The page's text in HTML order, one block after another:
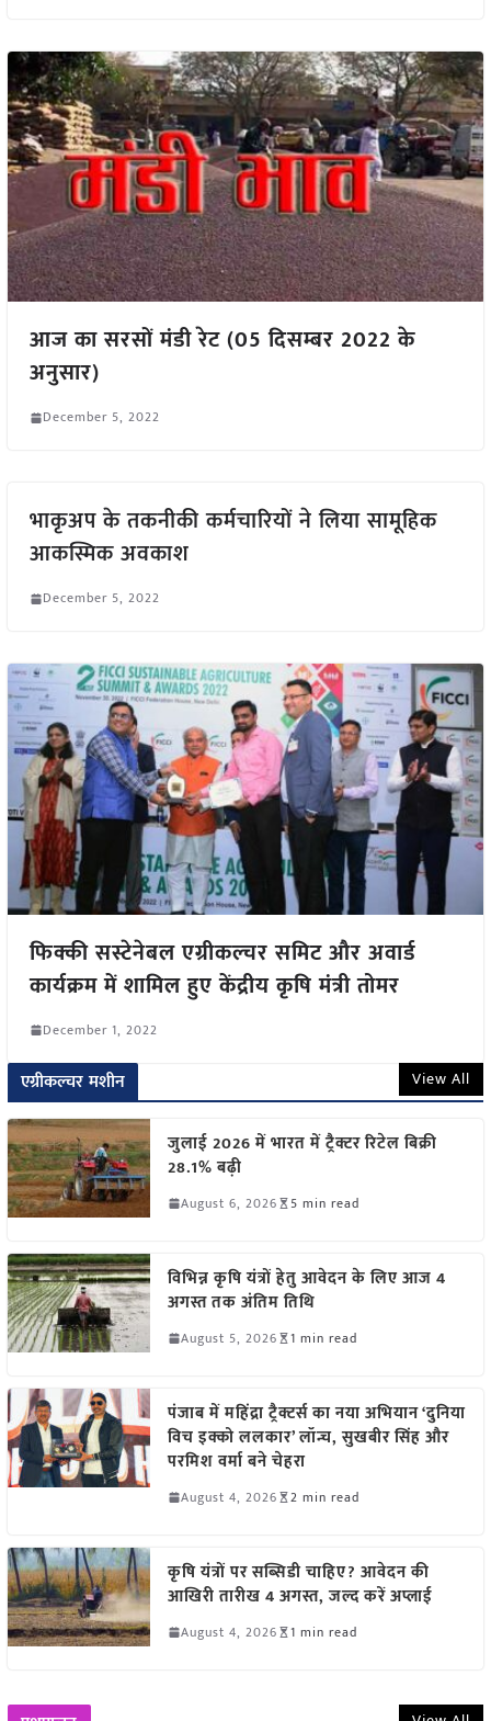
आज का सरसों मंडी रेट (05 दिसम्बर 2022 के
अनुसार)
December 5, 2022
भाकृअप के तकनीकी कर्मचारियों ने लिया सामूहिक
आकस्मिक अवकाश
December 5, 2022
फिक्की सस्टेनेबल एग्रीकल्चर समिट और अवार्ड
कार्यक्रम में शामिल हुए केंद्रीय कृषि मंत्री तोमर
December 1, 2022
एग्रीकल्चर मशीन View All
जुलाई 2026 में भारत में ट्रैक्टर रिटेल बिक्री
28.1% बढ़ी
August 6, 2026 5 min read
विभिन्न कृषि यंत्रों हेतु आवेदन के लिए आज 4
अगस्त तक अंतिम तिथि
August 5, 2026 1 min read
पंजाब में महिंद्रा ट्रैक्टर्स का नया अभियान ‘दुनिया
विच इक्को ललकार’ लॉन्च, सुखबीर सिंह और
परमिश वर्मा बने चेहरा
August 4, 2026 2 min read
कृषि यंत्रों पर सब्सिडी चाहिए? आवेदन की
आखिरी तारीख 4 अगस्त, जल्द करें अप्लाई
August 4, 2026 1 min read